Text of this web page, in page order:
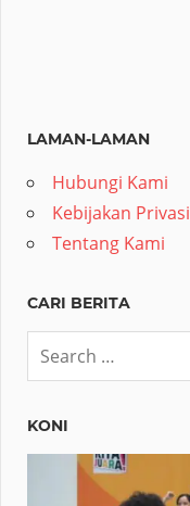
LAMAN-LAMAN
Hubungi Kami
Kebijakan Privasi
Tentang Kami
CARI BERITA
KONI